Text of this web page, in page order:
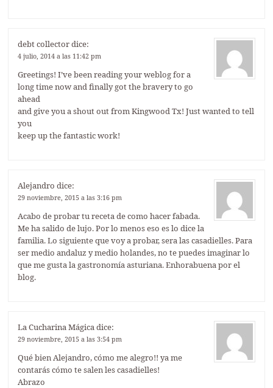
debt collectordice:
4 julio, 2014 a las 11:42 pm
Greetings! I’ve been reading your weblog for a
long time now and finally got the bravery to go
ahead
and give you a shout out from Kingwood Tx! Just wanted to tell
you
keep up the fantastic work!
Alejandro dice:
29 noviembre, 2015 a las 3:16 pm
Acabo de probar tu receta de como hacer fabada.
Me ha salido de lujo. Por lo menos eso es lo dice la
familia. Lo siguiente que voy a probar, sera las casadielles. Para
ser medio andaluz y medio holandes, no te puedes imaginar lo
que me gusta la gastronomía asturiana. Enhorabuena por el
blog.
La Cucharina Mágicadice:
29 noviembre, 2015 a las 3:54 pm
Qué bien Alejandro, cómo me alegro!! ya me
contarás cómo te salen les casadielles!
Abrazo